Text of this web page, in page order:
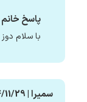
پاسخ خانم
با سلام
سمیرا | 1404/11/29